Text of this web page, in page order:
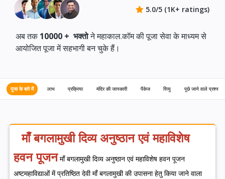
5.0/5 (1K+ ratings)
अब तक 10000 + भक्तोने महाकाल.कॉम की पूजा सेवा के माध्यम से
आयोजित पूजा में सहभागी बन चुके हैं।
पूजा के बारे में लाभ प्रक्रिया मंदिर की जानकारी पैकेज रिव्यु पूछे जाने वाले प्रश्न
माँ बगलामुखी दिव्य अनुष्ठान एवं महाविशेष
हवन पूजन माँ बगलामुखी दिव्य अनुष्ठान एवं महाविशेष हवन पूजन
अष्टमहाविद्याओं में प्रतिष्ठित देवी माँ बगलामुखी की उपासना हेतु किया जाने वाला